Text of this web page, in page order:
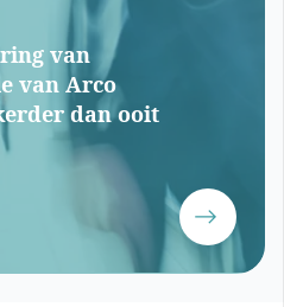
van
van Arco
dan ooit